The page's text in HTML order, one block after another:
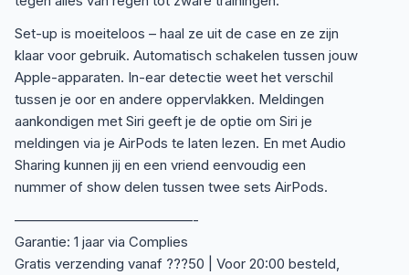
Set-up is moeiteloos – haal ze uit de case en ze zijn
klaar voor gebruik. Automatisch schakelen tussen jouw
Apple-apparaten. In-ear detectie weet het verschil
tussen je oor en andere oppervlakken. Meldingen
aankondigen met Siri geeft je de optie om Siri je
meldingen via je AirPods te laten lezen. En met Audio
Sharing kunnen jij en een vriend eenvoudig een
nummer of show delen tussen twee sets AirPods.
—————————————-
Garantie: 1 jaar via Complies
Gratis verzending vanaf ???50 | Voor 20:00 besteld,